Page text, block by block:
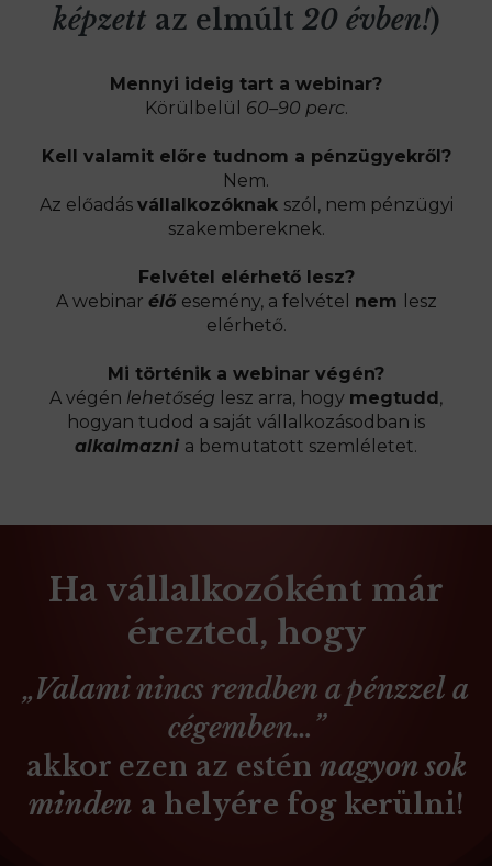
képzett az elmúlt 20 évben!)
Mennyi ideig tart a webinar?
Körülbelül 60–90 perc.
Kell valamit előre tudnom a pénzügyekről?
Nem.
Az előadás vállalkozóknak szól, nem pénzügyi
szakembereknek.
Felvétel elérhető lesz?
A webinar élő esemény, a felvétel nem
lesz
elérhető.
Mi történik a webinar végén?
A végén lehetőség lesz arra, hogy megtudd,
hogyan tudod a saját vállalkozásodban is
alkalmazni a bemutatott szemléletet.
Ha vállalkozóként már
érezted, hogy
„Valami nincs rendben a pénzzel a
cégemben…”
akkor ezen az estén nagyon sok
minden a helyére fog kerülni!